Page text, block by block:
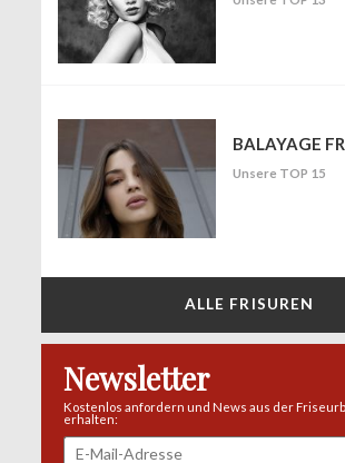
BALAYAGE
Unsere TOP 15
ALLE FRISUREN
Newsletter
Kostenlos anfordern und News aus der
erhalten: